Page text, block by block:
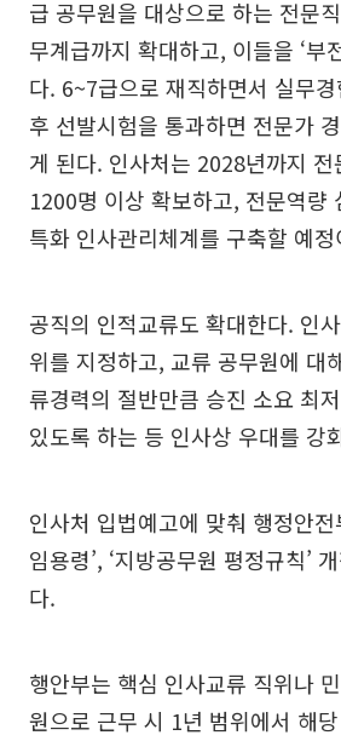
급 공무원을 대상으로 하는 전문
무계급까지 확대하고, 이들을 ‘부
다. 6~7급으로 재직하면서 실무
후 선발시험을 통과하면 전문가
게 된다. 인사처는 2028년까지 전
1200명 이상 확보하고, 전문역량
특화 인사관리체계를 구축할 예정
공직의 인적교류도 확대한다. 인
위를 지정하고, 교류 공무원에 대
류경력의 절반만큼 승진 소요 최
있도록 하는 등 인사상 우대를 강
인사처 입법예고에 맞춰 행정안전
임용령’, ‘지방공무원 평정규칙’
다.
행안부는 핵심 인사교류 직위나
원으로 근무 시 1년 범위에서 해